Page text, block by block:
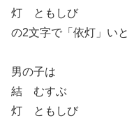
灯 ともしび
の2文字で「依灯」いと
男の子は
結 むすぶ
灯 ともしび